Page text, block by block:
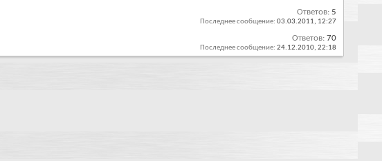
Ответов: 5
Последнее сообщение: 03.03.2011, 12:27
Ответов: 70
Последнее сообщение: 24.12.2010, 22:18